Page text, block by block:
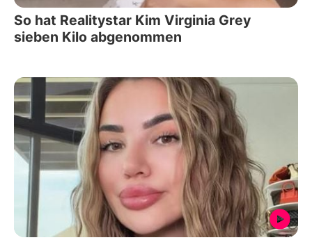
So hat Realitystar Kim Virginia Grey
sieben Kilo abgenommen